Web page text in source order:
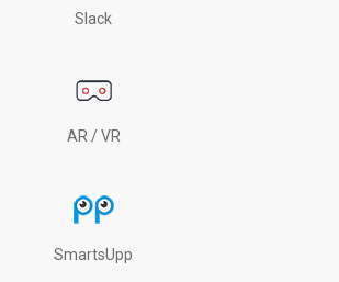
Slack
AR / VR
SmartsUpp